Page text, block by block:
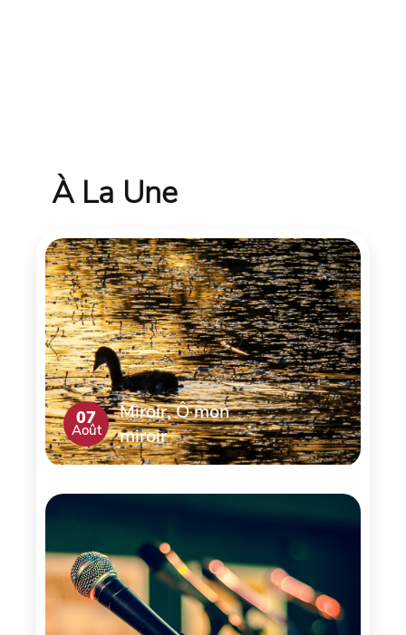
À La Une
07
Août
Miroir, Ô mon
miroir